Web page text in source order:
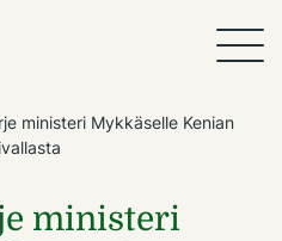
ministeri Mykkäselle Kenian
ministeri